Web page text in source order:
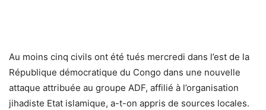
Au moins cinq civils ont été tués mercredi dans l’est de la
République démocratique du Congo dans une nouvelle
attaque attribuée au groupe ADF, affilié à l’organisation
jihadiste Etat islamique, a-t-on appris de sources locales.